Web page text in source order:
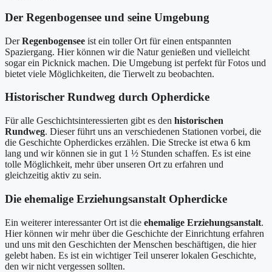
Der Regenbogensee und seine Umgebung
DerRegenbogensee ist ein toller Ort für einen entspannten
Spaziergang. Hier können wir die Natur genießen und vielleicht
sogar ein Picknick machen. Die Umgebung ist perfekt für Fotos und
bietet viele Möglichkeiten, die Tierwelt zu beobachten.
Historischer Rundweg durch Opherdicke
Für alle Geschichtsinteressierten gibt es den historischen
Rundweg. Dieser führt uns an verschiedenen Stationen vorbei, die
die Geschichte Opherdickes erzählen. Die Strecke ist etwa 6 km
lang und wir können sie in gut 1 ½ Stunden schaffen. Es ist eine
tolle Möglichkeit, mehr über unseren Ort zu erfahren und
gleichzeitig aktiv zu sein.
Die ehemalige Erziehungsanstalt Opherdicke
Ein weiterer interessanter Ort ist die ehemalige Erziehungsanstalt.
Hier können wir mehr über die Geschichte der Einrichtung erfahren
und uns mit den Geschichten der Menschen beschäftigen, die hier
gelebt haben. Es ist ein wichtiger Teil unserer lokalen Geschichte,
den wir nicht vergessen sollten.